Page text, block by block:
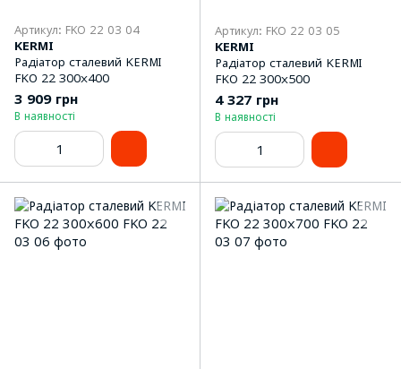
Артикул: FKO 22 03 04
KERMI
Радіатор сталевий KERMI
FKO 22 300x400
3 909 грн
В наявності
Артикул: FKO 22 03 05
KERMI
Радіатор сталевий KERMI
FKO 22 300x500
4 327 грн
В наявності